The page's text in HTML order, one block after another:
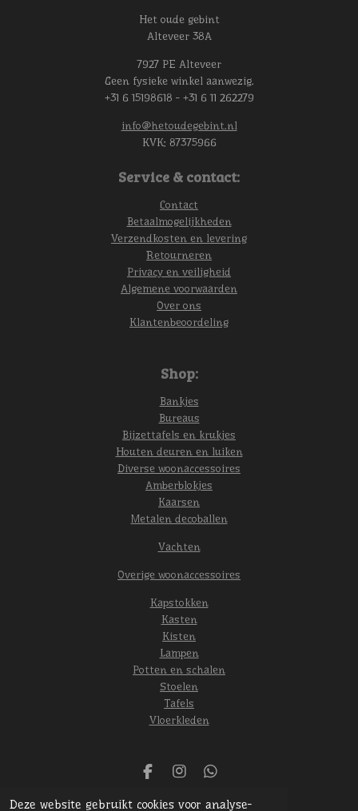
Deze website gebruikt cookies voor analyse-
Het oude gebint
Alteveer 38A
7927 PE Alteveer
Geen fysieke winkel aanwezig.
+31 6 15198618 - +31 6 11 262279
info@hetoudegebint.nl
KVK: 87375966
Service & contact:
Contact
Betaalmogelijkheden
Verzendkosten en levering
Retourneren
Privacy en veiligheid
Algemene voorwaarden
Over ons
Klantenbeoordeling
Shop:
Bankjes
Bureaus
Bijzettafels en krukjes
Houten deuren en luiken
Diverse woonaccessoires
Amberblokjes
Kaarsen
Metalen decoballen
Vachten
Overige woonaccessoires
Kapstokken
Kasten
Kisten
Lampen
Potten en schalen
Stoelen
Tafels
Vloerkleden
F
c
I
s
W
a